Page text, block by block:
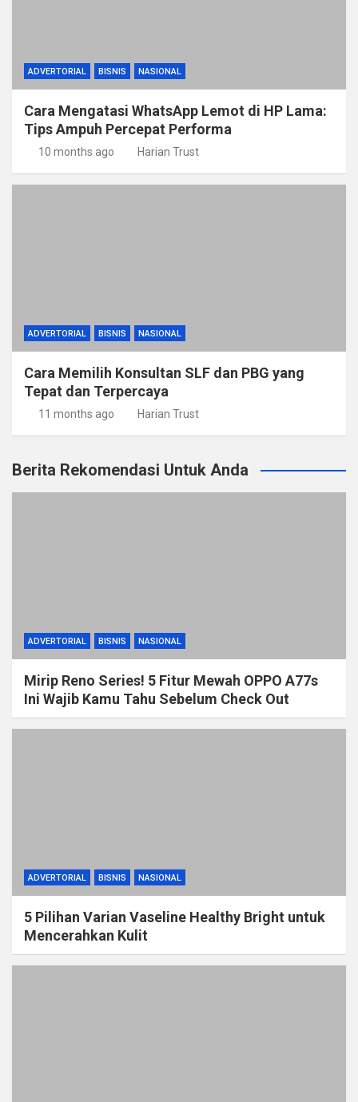
ADVERTORIAL BISNIS NASIONAL
Cara Mengatasi WhatsApp Lemot di HP Lama:
Tips Ampuh Percepat Performa
10 months ago Harian Trust
ADVERTORIAL BISNIS NASIONAL
Cara Memilih Konsultan SLF dan PBG yang
Tepat dan Terpercaya
11 months ago Harian Trust
Berita Rekomendasi Untuk Anda
ADVERTORIAL BISNIS NASIONAL
Mirip Reno Series! 5 Fitur Mewah OPPO A77s
Ini Wajib Kamu Tahu Sebelum Check Out
ADVERTORIAL BISNIS NASIONAL
5 Pilihan Varian Vaseline Healthy Bright untuk
Mencerahkan Kulit